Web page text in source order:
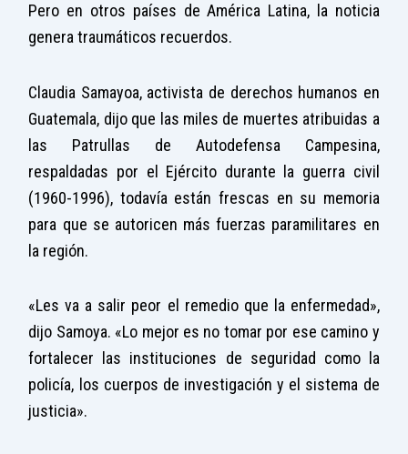
Pero en otros países de América Latina, la noticia
genera traumáticos recuerdos.
Claudia Samayoa, activista de derechos humanos en
Guatemala, dijo que las miles de muertes atribuidas a
las Patrullas de Autodefensa Campesina,
respaldadas por el Ejército durante la guerra civil
(1960-1996), todavía están frescas en su memoria
para que se autoricen más fuerzas paramilitares en
la región.
«Les va a salir peor el remedio que la enfermedad»,
dijo Samoya. «Lo mejor es no tomar por ese camino y
fortalecer las instituciones de seguridad como la
policía, los cuerpos de investigación y el sistema de
justicia».